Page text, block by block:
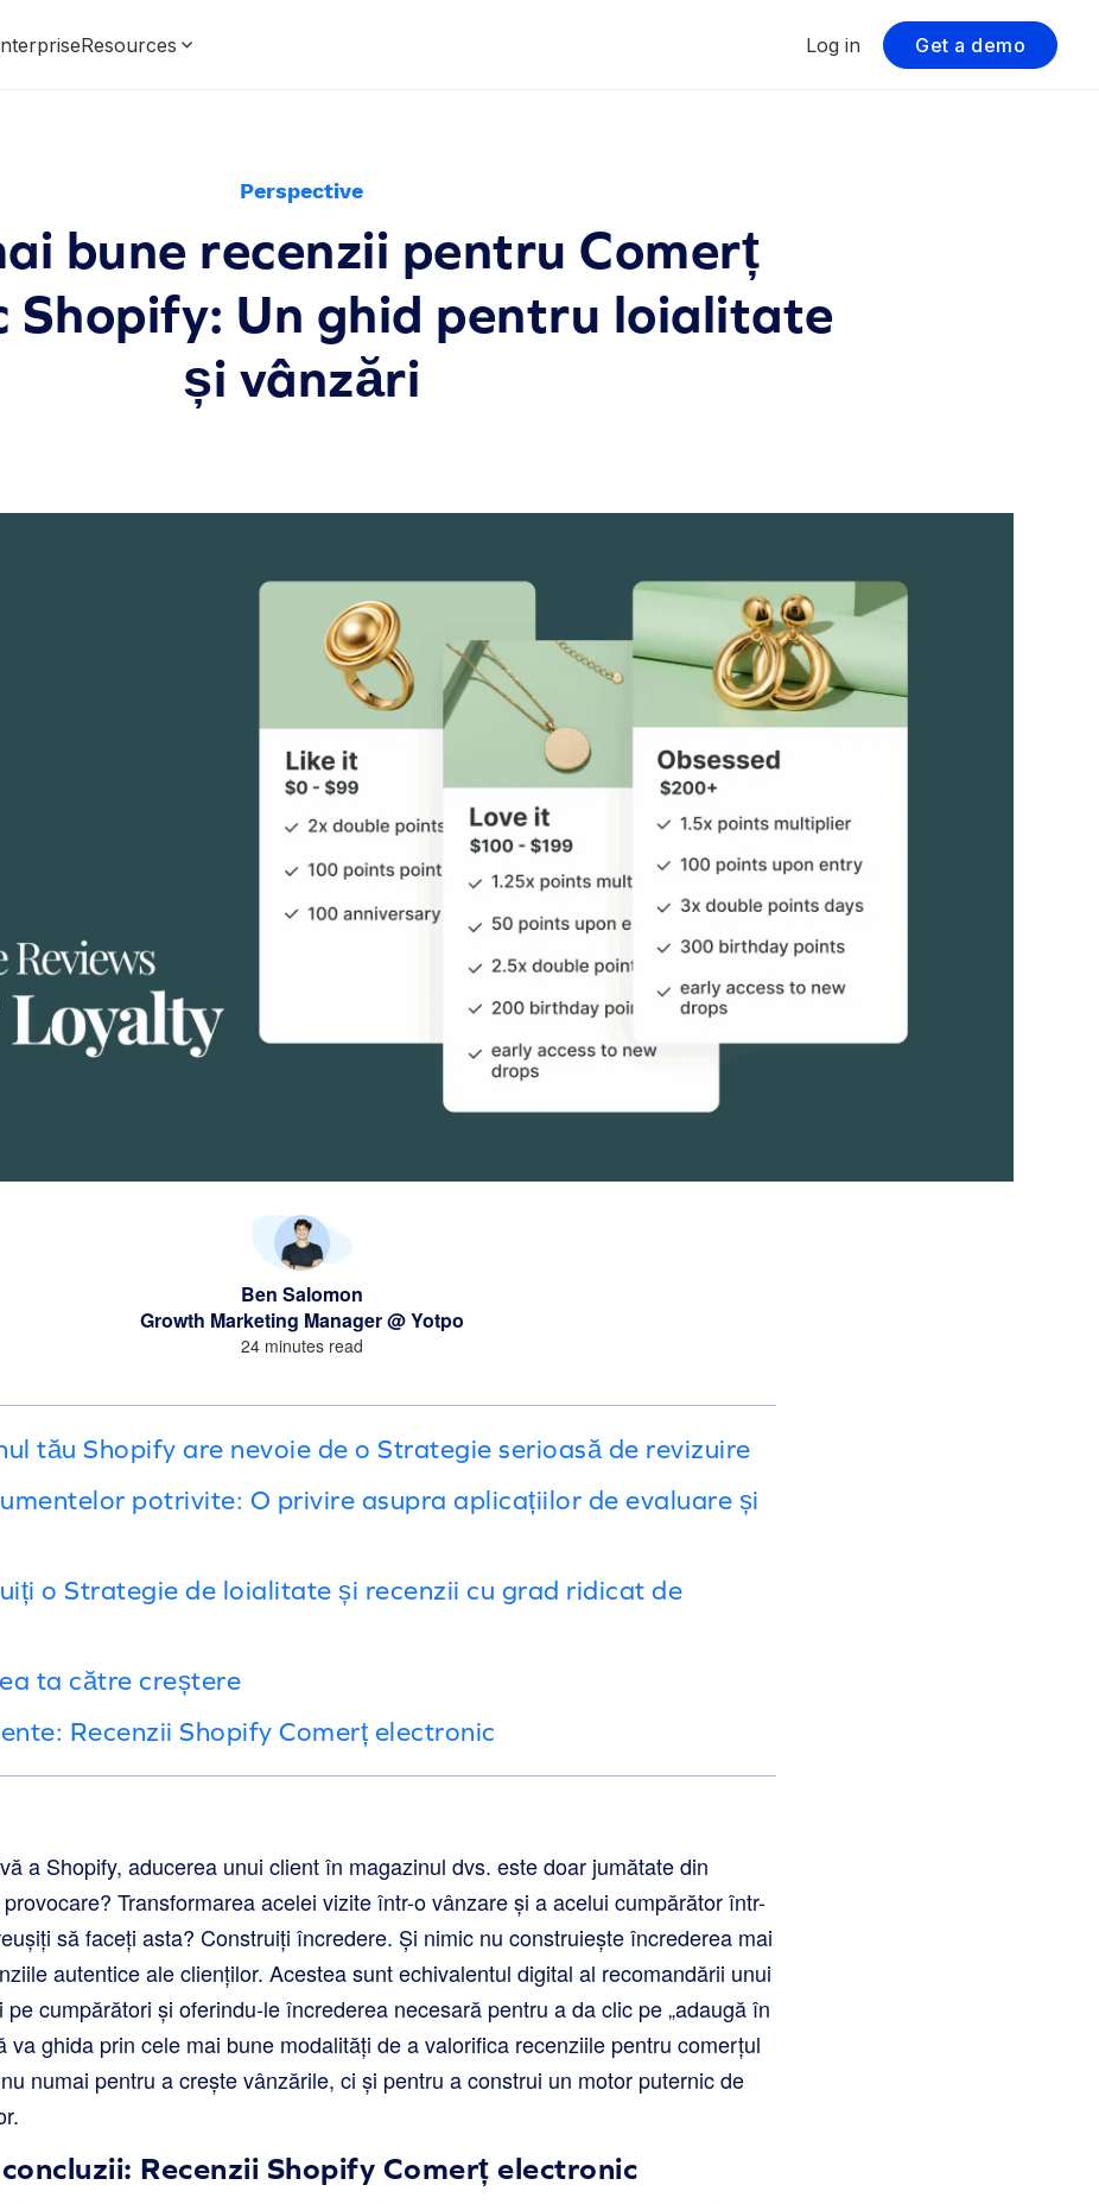
Resources Log in Get a demo
Perspective
bune recenzii pentru Comerț
Shopify: Un ghid pentru loialitate
și vânzări
Ben Salomon
Growth Marketing Manager @ Yotpo
24 minutes read
tău Shopify are nevoie de o Strategie serioasă de revizuire
potrivite: O privire asupra aplicațiilor de evaluare și
o Strategie de loialitate și recenzii cu grad ridicat de
ta către creștere
Recenzii Shopify Comerț electronic
a Shopify, aducerea unui client în magazinul dvs. este doar jumătate din
Transformarea acelei vizite într-o vânzare și a acelui cumpărător într-
să faceți asta? Construiți încredere. Și nimic nu construiește încrederea mai
autentice ale clienților. Acestea sunt echivalentul digital al recomandării unui
pe cumpărători și oferindu-le încrederea necesară pentru a da clic pe „adaugă în
va ghida prin cele mai bune modalități de a valorifica recenziile pentru comerțul
numai pentru a crește vânzările, ci și pentru a construi un motor puternic de
Recenzii Shopify Comerț electronic